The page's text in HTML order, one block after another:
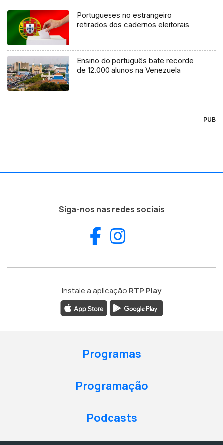
Portugueses no estrangeiro
retirados dos cadernos eleitorais
Ensino do português bate recorde
de 12.000 alunos na Venezuela
PUB
Siga-nos nas redes sociais
Facebook
Instale a aplicação RTP Play
Programas
Programação
Podcasts